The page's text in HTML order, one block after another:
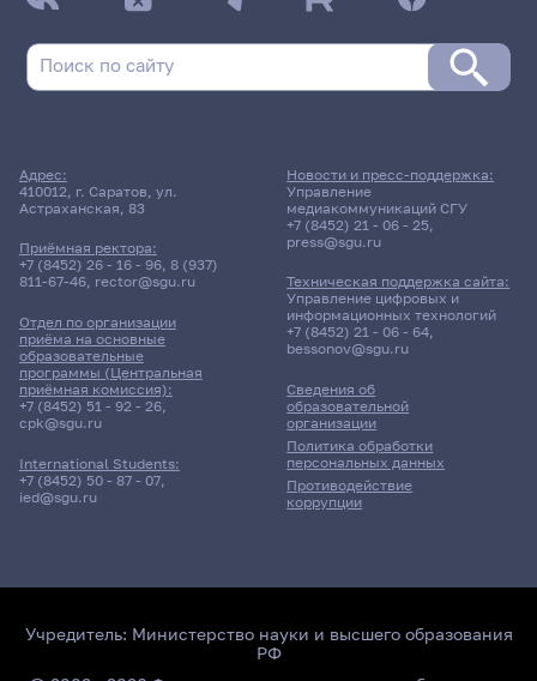
Адрес:
410012, г. Саратов, ул.
Астраханская, 83
Приёмная ректора:
+7 (8452) 26 - 16 - 96, 8 (937)
811-67-46, rector@sgu.ru
Отдел по организации
приёма на основные
образовательные
программы (Центральная
приёмная комиссия):
+7 (8452) 51 - 92 - 26,
cpk@sgu.ru
International Students:
+7 (8452) 50 - 87 - 07,
ied@sgu.ru
Сведения об
образовательной
организации
Политика обработки
персональных данных
Противодействие
коррупции
Новости и пресс-поддержка:
Управление
медиакоммуникаций СГУ
+7 (8452) 21 - 06 - 25,
press@sgu.ru
Техническая поддержка сайта:
Управление цифровых и
информационных технологий
+7 (8452) 21 - 06 - 64,
bessonov@sgu.ru
Учредитель: Министерство науки и высшего образования
РФ